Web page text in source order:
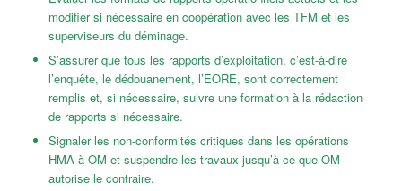
modifier si nécessaire en coopération avec les TFM et les
superviseurs du déminage.
S’assurer que tous les rapports d’exploitation, c’est-à-dire
l’enquête, le dédouanement, l’EORE, sont correctement
remplis et, si nécessaire, suivre une formation à la rédaction
de rapports si nécessaire.
Signaler les non-conformités critiques dans les opérations
HMA à OM et suspendre les travaux jusqu’à ce que OM
autorise le contraire.